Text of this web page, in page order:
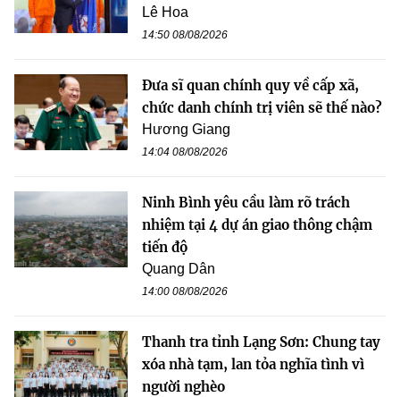
Lê Hoa
14:50 08/08/2026
Đưa sĩ quan chính quy về cấp xã,
chức danh chính trị viên sẽ thế nào?
Hương Giang
14:04 08/08/2026
Ninh Bình yêu cầu làm rõ trách
nhiệm tại 4 dự án giao thông chậm
tiến độ
Quang Dân
14:00 08/08/2026
Thanh tra tỉnh Lạng Sơn: Chung tay
xóa nhà tạm, lan tỏa nghĩa tình vì
người nghèo